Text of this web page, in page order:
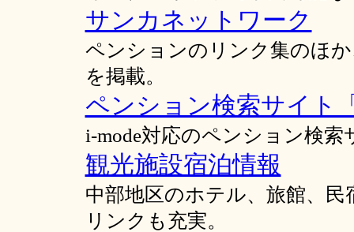
サンカネットワーク
ペンションのリンク集のほ
を掲載。
ペンション検索サイト
i-mode対応のペンション検
観光施設宿泊情報
中部地区のホテル、旅館、
リンクも充実。